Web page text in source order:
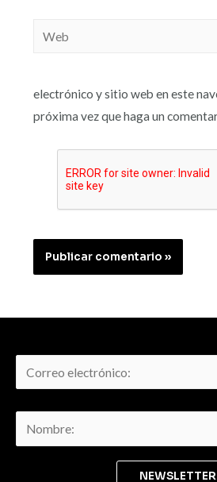
electrónico y sitio web en este
próxima vez que haga un